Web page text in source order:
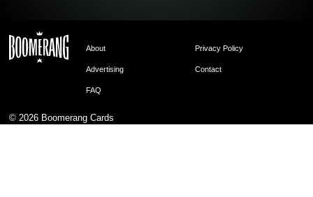
About Privacy Policy
Advertising Contact
FAQ
© 2026 Boomerang Cards